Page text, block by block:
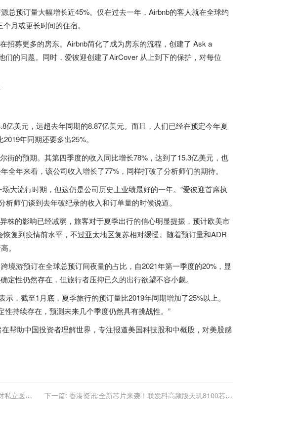
总预订量大幅增长近45%。仅在过去一年，Airbnb的客人就在全球约
月或更长时间的住宿。
招募更多的房东。Airbnb简化了成为房东的流程，创建了 Ask a
的问题。同时，爱彼迎创建了AirCover 从上到下的保护，对每位
亿美元，远超去年同期的8.87亿美元。而且，人们已经在预定今年夏
年同期还要多出25%。
街的预期。其第四季度的收入同比增长78%，达到了15.3亿美元，也
全年来看，该公司收入增长了77%，同样打破了分析师们的期待。
大流行时期，但这仍是公司历史上业绩最好的一年。”爱彼迎首席执
师们谈到去年破纪录的收入和订单量的时候说道。
株的影响已经减弱，旅客对于夏季出行的信心明显提振，预计欧美市
复到疫情前水平，不过亚太地区复苏相对缓慢。随着预订量和ADR
。
境游预订在全球总预订间夜量的占比，自2021年第一季度的20%，显
定性仍然存在，但旅行者压抑已久的出行欲望不容小觑。
，截至1月底，夏季旅行的预订量比2019年同期增加了25%以上。
持续存在，预测未来几个季度仍然具有挑战性。”
帮助中国投资者理解世界，专注报道美国科技股和中概股，对美股感
私立医美
下一篇: 香港资讯:全新芯片来袭！联发科高频版天玑8100芯片